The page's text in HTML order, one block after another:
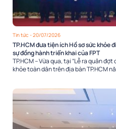
Tin tức - 20/07/2026
TP.HCM đưa tiện ích Hồ sơ sức khỏe
sự đồng hành triển khai của FPT
TP.HCM – Vừa qua, tại “Lễ ra quân
khỏe toàn dân trên địa bàn TP.HCM